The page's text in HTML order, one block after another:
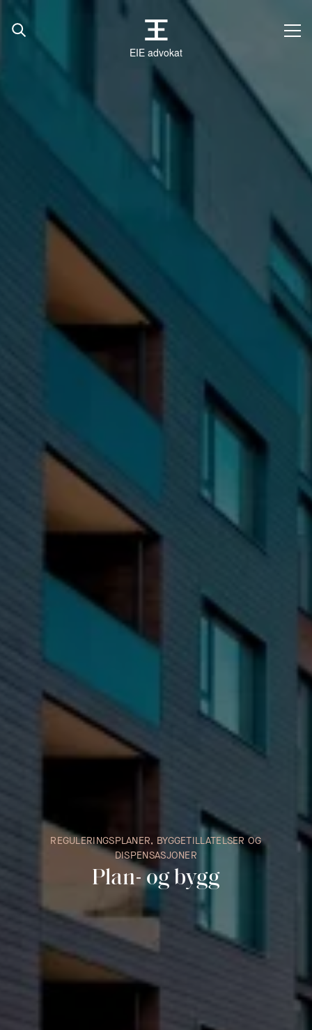
EIE advokat
REGULERINGSPLANER, BYGGETILLATELSER OG
DISPENSASJONER
Plan- og bygg